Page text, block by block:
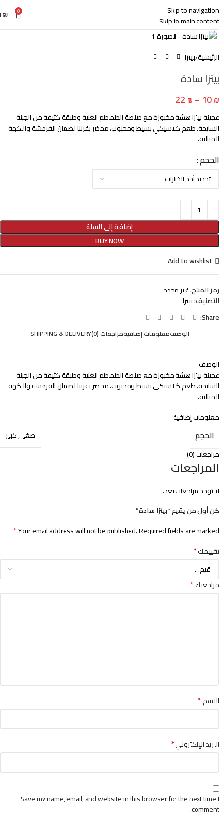
Skip to navigation
Skip to main content
0
₪
Click to enlarge
الرئيسية بيتزا
بيتزا سادة
10₪
–
22₪
عجينة بيتزا هشة مخبوزة مع صلصة الطماطم الغنية وطبقة كثيفة من الجبنة
السايحة. طعم كلاسيكي بسيط ومحبوب، محضر بفرننا لضمان القرمشة والنكهة
المثالية.
الحجم
إضافة إلى السلة
BUY NOW
Add to wishlist
رمز المنتج:غير محدد
التصنيف:بيتزا
Share:
الوصفمعلومات إضافيةمراجعات (0) SHIPPING & DELIVERY
الوصف
عجينة بيتزا هشة مخبوزة مع صلصة الطماطم الغنية وطبقة كثيفة من الجبنة
السايحة. طعم كلاسيكي بسيط ومحبوب، محضر بفرننا لضمان القرمشة والنكهة
المثالية.
معلومات إضافية
الحجم صغير,كبير
مراجعات (0)
المراجعات
لا توجد مراجعات بعد.
كن أول من يقيم “بيتزا سادة”
Your email address will not be published.Required fields are marked
*
تقييمك*
مراجعتك*
الاسم*
البريد الإلكتروني*
Save my name, email, and website in this browser for the next time I
comment.